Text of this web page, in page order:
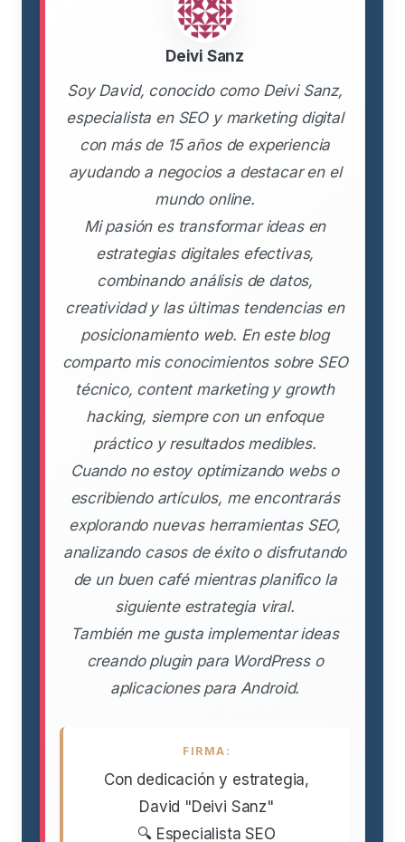
Deivi Sanz
Soy David, conocido como Deivi Sanz,
especialista en SEO y marketing digital
con más de 15 años de experiencia
ayudando a negocios a destacar en el
mundo online.
Mi pasión es transformar ideas en
estrategias digitales efectivas,
combinando análisis de datos,
creatividad y las últimas tendencias en
posicionamiento web. En este blog
comparto mis conocimientos sobre SEO
técnico, content marketing y growth
hacking, siempre con un enfoque
práctico y resultados medibles.
Cuando no estoy optimizando webs o
escribiendo artículos, me encontrarás
explorando nuevas herramientas SEO,
analizando casos de éxito o disfrutando
de un buen café mientras planifico la
siguiente estrategia viral.
También me gusta implementar ideas
creando plugin para WordPress o
aplicaciones para Android.
FIRMA:
Con dedicación y estrategia,
David "Deivi Sanz"
🔍 Especialista SEO